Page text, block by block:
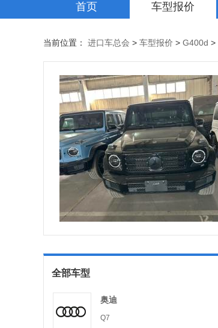
首页 车型报价
当前位置： 进口车总会 > 车型报价 > G400d >
全部车型
奥迪
Q7